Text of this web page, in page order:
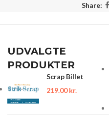
Share:
UDVALGTE
PRODUKTER
Scrap Billet
219.00kr.